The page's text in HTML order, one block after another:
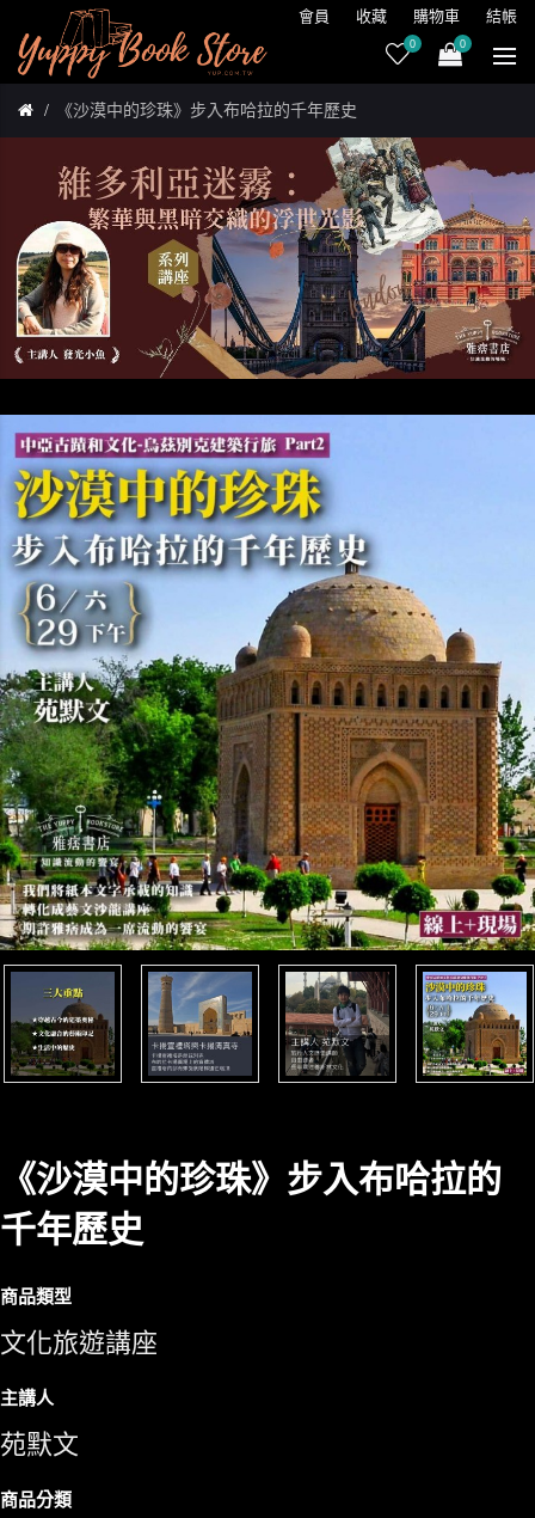
會員 收藏 購物車 結帳
0 0
《沙漠中的珍珠》步入布哈拉的千年歷史
《沙漠中的珍珠》步入布哈拉的
千年歷史
商品類型
文化旅遊講座
主講人
苑默文
商品分類